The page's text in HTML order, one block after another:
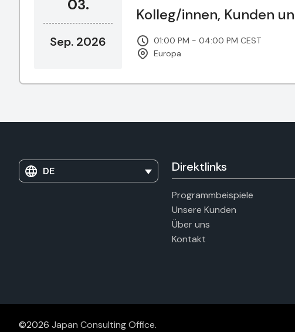
03.
Sep. 2026
Kolleg/innen, Kunden
01:00 PM - 04:00 PM CEST
Europa
DE Direktlinks
Programmbeispiele
Unsere Kunden
Über uns
Kontakt
©2026 Japan Consulting Office.